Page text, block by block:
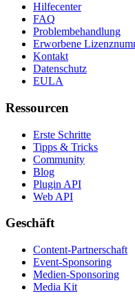
Hilfecenter
FAQ
Problembehandlung
Erworbene
Kontakt
Datenschutz
EULA
Ressourcen
Erste Schritte
Tipps & Tricks
Community
Blog
Plugin API
Web API
Geschäft
Content-Partnerschaft
Event-Sponsoring
Medien-Sponsoring
Media Kit